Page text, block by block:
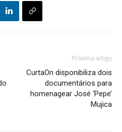
Próximo artigo
CurtaOn disponibiliza dois
documentários para
homenagear José ‘Pepe’
Mujica